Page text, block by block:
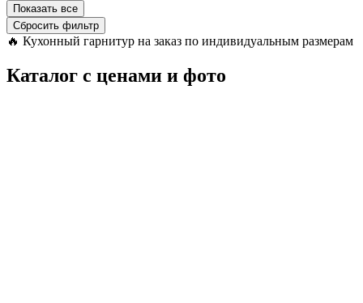
Показать все
Сбросить фильтр
🔥 Кухонный гарнитур на заказ по индивидуальным размерам
Каталог с ценами и фото